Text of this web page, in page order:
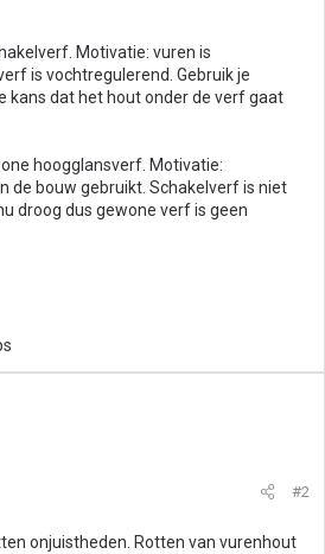
Motivatie: vuren is
is vochtregulerend. Gebruik je
kans dat het hout onder de verf gaat
hoogglansverf. Motivatie:
de bouw gebruikt. Schakelverf is niet
droog dus gewone verf is geen
#2
onjuistheden. Rotten van vurenhout